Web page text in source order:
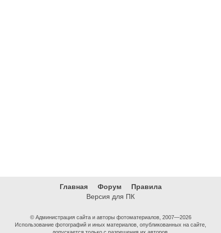
Главная Форум
Правила
Версия для ПК
© Администрация сайта и авторы фотоматериалов, 2007—2026
Использование фотографий и иных материалов, опубликованных на сайте,